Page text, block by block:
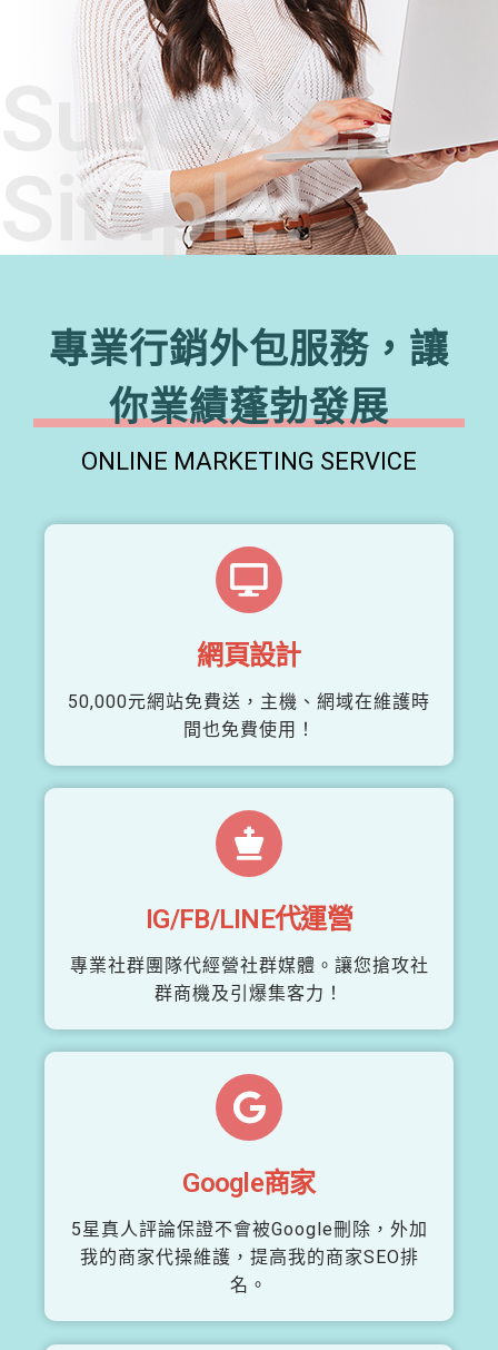
Success,
Simple!
專業行銷外包服務，讓
你業績蓬勃發展
ONLINE MARKETING SERVICE
網頁設計
50,000元網站免費送，主機、網域在維護時
間也免費使用！
IG/FB/LINE代運營
專業社群團隊代經營社群媒體。讓您搶攻社
群商機及引爆集客力！
Google商家
5星真人評論保證不會被Google刪除，外加
我的商家代操維護，提高我的商家SEO排
名。